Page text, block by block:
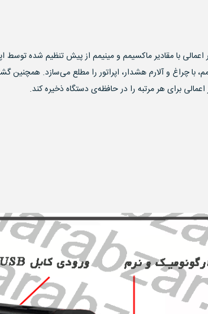
با مقادیر ماکسیمم و مینیمم از پیش تنظیم شده
با چراغ و آلارم هشدار، اپراتور را مطلع می‌سازد. همچنین
اعمالی برای هر مرتبه را در حافظه‌ی دستگاه ذخیره کند.